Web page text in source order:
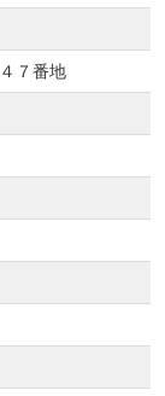
７番地